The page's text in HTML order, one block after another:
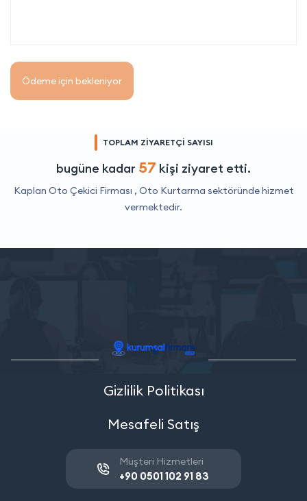
Ödeme için bekleniyor
TOPLAM ZİYARETÇİ SAYISI
bugüne kadar 57 kişi ziyaret etti.
Kaplan Oto Çekici Firması , Oto Kurtarma sektöründe hizmet
vermektedir.
Gizlilik Politikası
Mesafeli Satış
Müşteri Hizmetleri
+90 0501 102 91 83